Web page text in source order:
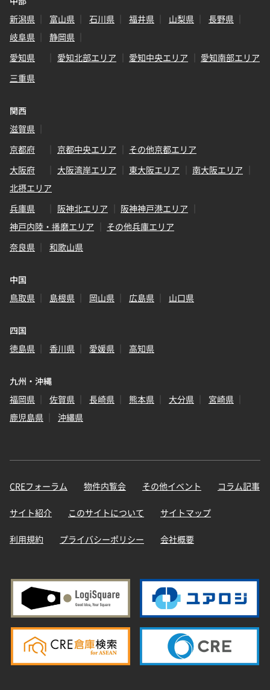
新潟県
富山県 石川県 福井県 山梨県
長野県
岐阜県
静岡県
愛知県
愛知北部エリア 愛知中央エリア
愛知南部エリア
三重県
関西
滋賀県
京都府
京都中央エリア
その他京都エリア
大阪府
大阪湾岸エリア 東大阪エリア
南大阪エリア
北摂エリア
兵庫県
阪神北エリア
阪神神戸港エリア
神戸内陸・播磨エリア
その他兵庫エリア
奈良県
和歌山県
中国
鳥取県
島根県 岡山県 広島県 山口県
四国
徳島県
香川県 愛媛県 高知県
九州・沖縄
福岡県
佐賀県 長崎県 熊本県 大分県
宮崎県
鹿児島県
沖縄県
CREフォーラム 物件内覧会 その他イベント コラム記事
サイト紹介 このサイトについて サイトマップ
利用規約 プライバシーポリシー 会社概要